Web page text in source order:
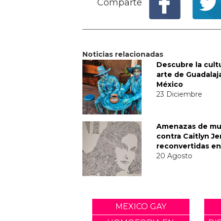
Comparte
Noticias relacionadas
Descubre la
arte de
México
23 Diciembre
Amenazas de
contra Caitlyn
reconvertidas
20 Agosto
MEXICO GAY